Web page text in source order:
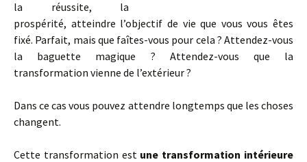
la réussite, la
prospérité, atteindre l’objectif de vie que vous vous êtes
fixé. Parfait, mais que faîtes-vous pour cela ? Attendez-vous
la baguette magique ? Attendez-vous que la
transformation vienne de l’extérieur ?
Dans ce cas vous pouvez attendre longtemps que les choses
changent.
Cette transformation est une transformation intérieure